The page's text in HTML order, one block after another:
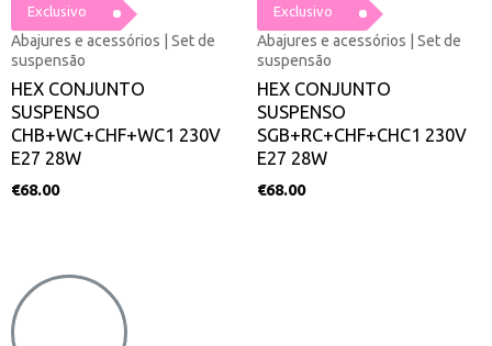
Exclusivo
Abajures e acessórios | Set de
suspensão
HEX CONJUNTO
SUSPENSO
CHB+WC+CHF+WC1 230V
E27 28W
€68.00
Exclusivo
Abajures e acessórios | Set de
suspensão
HEX CONJUNTO
SUSPENSO
SGB+RC+CHF+CHC1 230V
E27 28W
€68.00